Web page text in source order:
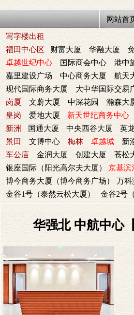
网站首
写字楼出租
福田中心区
财富大厦 华融大厦
卓越世纪中心
国际商会中心 港中
嘉里建设广场
中心商务大厦 航天
现代国际商务大厦
大中华国际交易
岗厦
文蔚大厦 中深花园 瀚森大
皇岗
爱地大厦 新天世纪商务中心
新洲
国通大厦 中央西谷大厦 英
景田
文博中心 梅林 卓越城 新
车公庙
金润大厦 创建大厦 苍松
银座国际（阳光高尔夫大厦）
京基滨
博今商务大厦（博今商务广场）
万科
金谷1号（泰然云松大厦）
金谷2号
华强北 中航中心